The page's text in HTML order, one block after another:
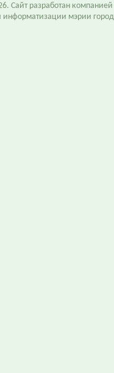
Сайт разработан компанией
информатизации мэрии